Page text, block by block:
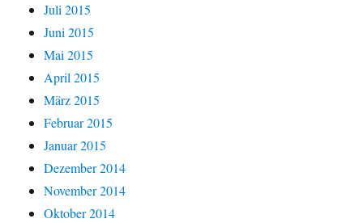
Juli 2015
Juni 2015
Mai 2015
April 2015
März 2015
Februar 2015
Januar 2015
Dezember 2014
November 2014
Oktober 2014